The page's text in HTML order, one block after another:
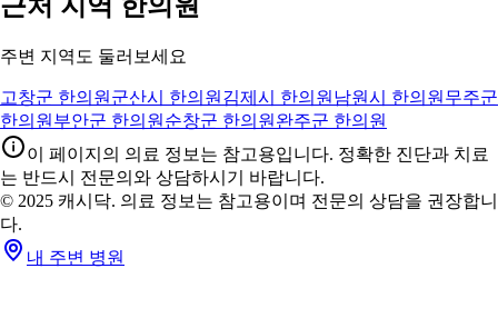
주변 지역도 둘러보세요
고창군 한의원 군산시 한의원 김제시 한의원 남원시 한의원 무주군
한의원 부안군 한의원 순창군 한의원 완주군 한의원
이 페이지의 의료 정보는 참고용입니다. 정확한 진단과 치료
는 반드시 전문의와 상담하시기 바랍니다.
© 2025 캐시닥. 의료 정보는 참고용이며 전문의 상담을 권장합니
다.
내 주변 병원